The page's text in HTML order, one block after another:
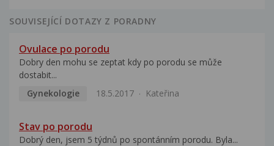
SOUVISEJÍCÍ DOTAZY Z PORADNY
Ovulace po porodu
Dobry den mohu se zeptat kdy po porodu se může
dostabit...
Gynekologie
18.5.2017 Kateřina
Stav po porodu
Dobrý den, jsem 5 týdnů po spontánním porodu. Byla...